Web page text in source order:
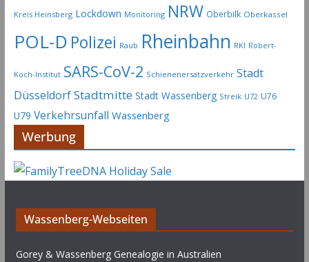
Kreis Heinsberg Lockdown Monitoring NRW Oberbilk Oberkassel
POL-D Polizei Raub Rheinbahn RKI Robert-
Koch-Institut SARS-CoV-2 Schienenersatzverkehr Stadt
DüsseldorfStadtmitte Stadt Wassenberg Streik U72 U76
U79 Verkehrsunfall Wassenberg
Werbung
Wassenberg-Webseiten
Gorey & Wassenberg Genealogie in Australien